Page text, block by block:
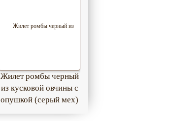
Жилет ромбы черный
из кусковой овчины с
опушкой (серый мех)